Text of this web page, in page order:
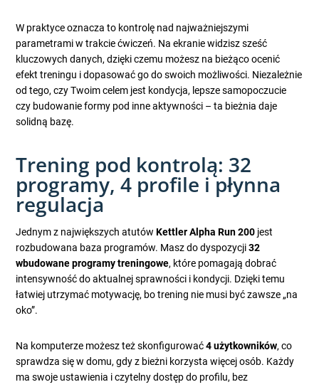
W praktyce oznacza to kontrolę nad najważniejszymi
parametrami w trakcie ćwiczeń. Na ekranie widzisz sześć
kluczowych danych, dzięki czemu możesz na bieżąco ocenić
efekt treningu i dopasować go do swoich możliwości. Niezależnie
od tego, czy Twoim celem jest kondycja, lepsze samopoczucie
czy budowanie formy pod inne aktywności – ta bieżnia daje
solidną bazę.
Trening pod kontrolą: 32
programy, 4 profile i płynna
regulacja
Jednym z największych atutówKettler Alpha Run 200 jest
rozbudowana baza programów. Masz do dyspozycji32
wbudowane programy treningowe, które pomagają dobrać
intensywność do aktualnej sprawności i kondycji. Dzięki temu
łatwiej utrzymać motywację, bo trening nie musi być zawsze „na
oko”.
Na komputerze możesz też skonfigurować4 użytkowników, co
sprawdza się w domu, gdy z bieżni korzysta więcej osób. Każdy
ma swoje ustawienia i czytelny dostęp do profilu, bez